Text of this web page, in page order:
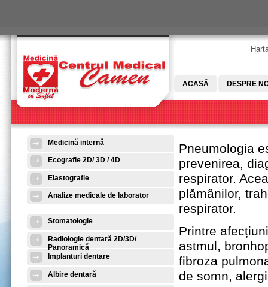
ACASĂ DESPRE
Medicină internă
Ecografie 2D/ 3D / 4D
Elastografie
Analize medicale de laborator
Stomatologie
Radiologie dentară 2D/3D/
Panoramică
Implanturi dentare
Albire dentară
Pneumologia
prevenirea,
respirator.
plămânilor,
respirator.
Printre
astmul,
fibroza
de somn,